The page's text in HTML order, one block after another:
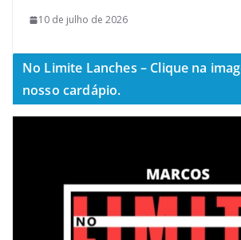
10 de julho de 2026
No Limite Lanches – Clique na
nosso cardápio.